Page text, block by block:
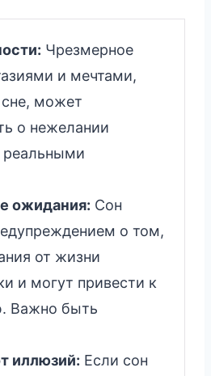
Чрезмерное
и мечтами,
может
о нежелании
реальными
ожидания: Сон
о том,
от жизни
и могут привести к
Важно быть
иллюзий: Если сон